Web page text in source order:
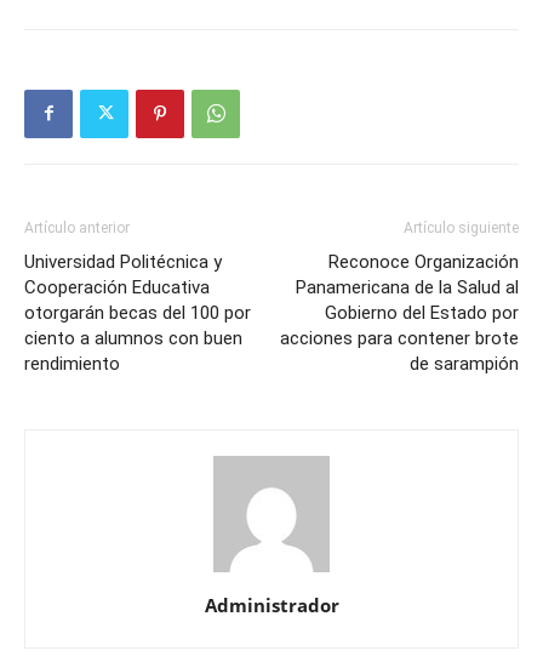
Artículo anterior
Universidad Politécnica y
Cooperación Educativa
otorgarán becas del 100 por
ciento a alumnos con buen
rendimiento
Artículo siguiente
Reconoce Organización
Panamericana de la Salud al
Gobierno del Estado por
acciones para contener brote
de sarampión
Administrador